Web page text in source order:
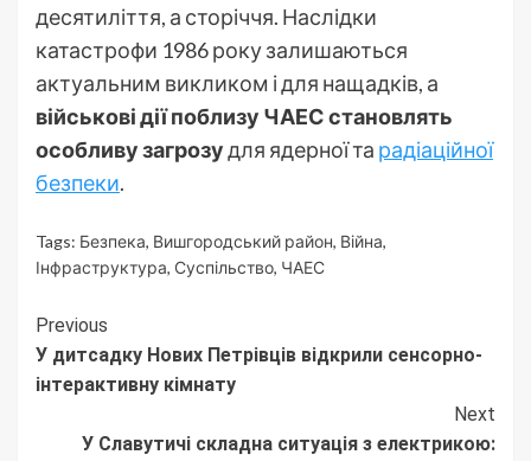
десятиліття, а сторіччя. Наслідки
катастрофи 1986 року залишаються
актуальним викликом і для нащадків, а
військові дії поблизу ЧАЕС становлять
особливу загрозудля ядерної та радіаційної
безпеки.
Tags: Безпека, Вишгородський район, Війна,
Інфраструктура, Суспільство, ЧАЕС
Continue
Reading
Previous
У дитсадку Нових Петрівців відкрили сенсорно-
інтерактивну кімнату
Next
У Славутичі складна ситуація з електрикою: